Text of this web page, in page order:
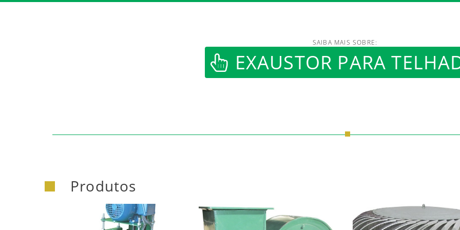
https://www.luftmaxi.com.br/
SAIBA MAIS SOBRE:
EXAUSTOR PARA
Produtos